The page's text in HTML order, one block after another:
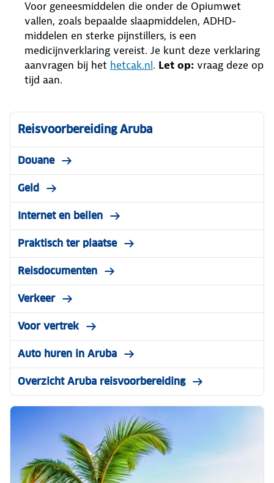
Voor geneesmiddelen die onder de Opiumwet
vallen, zoals bepaalde slaapmiddelen, ADHD-
middelen en sterke pijnstillers, is een
medicijnverklaring vereist. Je kunt deze verklaring
aanvragen bij het hetcak.nl. Let op: vraag deze op
tijd aan.
Reisvoorbereiding Aruba
Douane
Geld
Internet en bellen
Praktisch ter plaatse
Reisdocumenten
Verkeer
Voor vertrek
Auto huren in Aruba
Overzicht Aruba reisvoorbereiding